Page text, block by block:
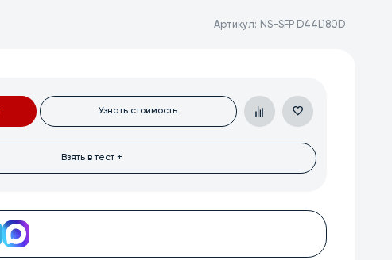
Артикул: NS-SFP D44L180D
Узнать стоимость
Взять в тест +